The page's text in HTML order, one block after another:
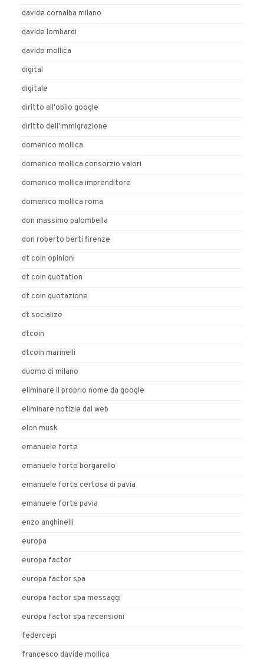
davide cornalba milano
davide lombardi
davide mollica
digital
digitale
diritto all'oblio google
diritto dell'immigrazione
domenico mollica
domenico mollica consorzio valori
domenico mollica imprenditore
domenico mollica roma
don massimo palombella
don roberto berti firenze
dt coin opinioni
dt coin quotation
dt coin quotazione
dt socialize
dtcoin
dtcoin marinelli
duomo di milano
eliminare il proprio nome da google
eliminare notizie dal web
elon musk
emanuele forte
emanuele forte borgarello
emanuele forte certosa di pavia
emanuele forte pavia
enzo anghinelli
europa
europa factor
europa factor spa
europa factor spa messaggi
europa factor spa recensioni
federcepi
francesco davide mollica